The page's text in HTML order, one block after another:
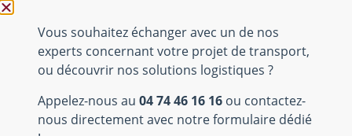
01150 Saint
Vulbas
04 74 46 16 16
Mentions
légales
Vous souhaitez échanger avec un de nos
experts concernant votre projet de transport,
ou découvrir nos solutions logistiques ?
Appelez-nous au 04 74 46 16 16 ou contactez-
nous directement avec notre formulaire dédié